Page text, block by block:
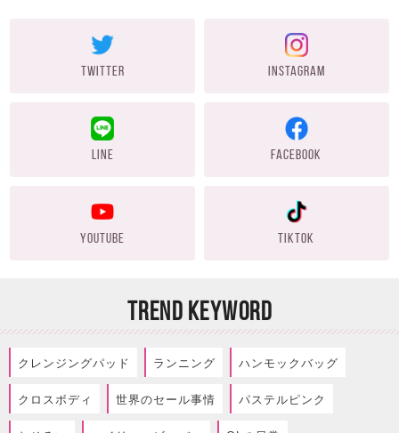
TWITTER INSTAGRAM
LINE FACEBOOK
YOUTUBE TIKTOK
TREND KEYWORD
クレンジングパッド ランニング ハンモックバッグ
クロスボディ 世界のセール事情 パステルピンク